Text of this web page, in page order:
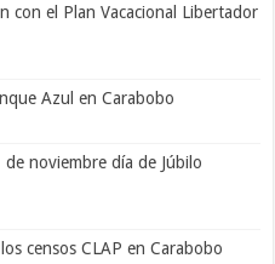
con el Plan Vacacional Libertador
Azul en Carabobo
noviembre día de Júbilo
censos CLAP en Carabobo